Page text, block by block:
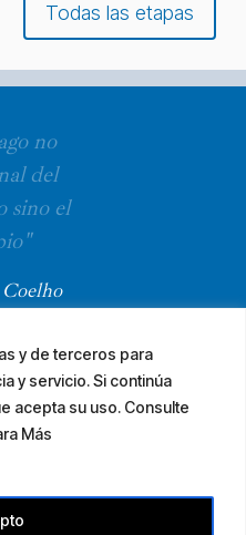
y de terceros para
y servicio. Si continúa
acepta su uso. Consulte
Más
Todas las etapas
no
del
sino el
· diseña